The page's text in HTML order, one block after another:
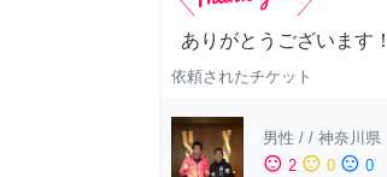
ありがとうございます！
依頼されたチケット
男性 / / 神奈川県
sentiment_satisfied 2 sentiment_neutral 0 sentiment_dissatisfied 0